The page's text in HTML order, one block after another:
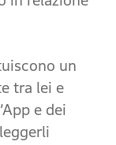
un
tra lei e
e dei